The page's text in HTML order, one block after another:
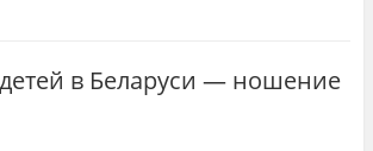
в Беларуси — ношение